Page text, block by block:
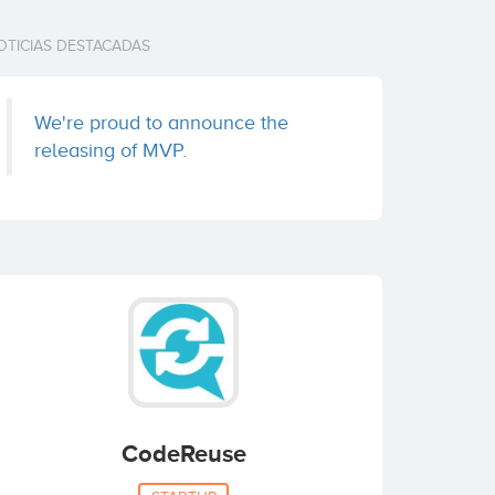
DESTACADAS
We're proud to announce the
releasing of MVP.
CodeReuse